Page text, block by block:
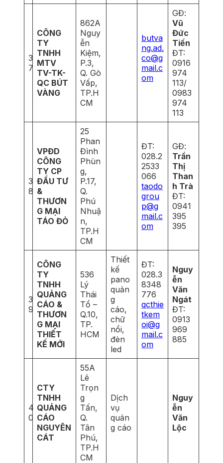
3
7
CÔNG
TY
TNHH
MTV
TV-TK-
QC BÚT
VÀNG
862A
Nguy
ễn
Kiệm,
P.3,
Q. Gò
Vấp,
TP.H
CM
butva
ng.ad.
co@g
mail.c
om
GĐ:
Vũ
Đức
Tiến
ĐT:
0916
974
113/
0983
974
113
3
8
VPĐD
CÔNG
TY CP
ĐẦU TƯ
&
THƯƠN
G MẠI
TÁO ĐỎ
25
Phan
Đình
Phùn
g,
P.17,
Q.
Phú
Nhuậ
n,
TP.H
CM
ĐT:
028.2
2533
066
taodo
grou
p@g
mail.c
om
GĐ:
Trần
Thị
Than
h Trà
ĐT:
0941
395
395
3
9
CÔNG
TY
TNHH
QUẢNG
CÁO &
THƯƠN
G MẠI
THIẾT
KẾ MỚI
536
Lý
Thái
Tổ –
Q.10,
TP.
HCM
Thiết
kế
pano
quản
g
cáo,
chữ
nổi,
đèn
led
ĐT:
028.3
8348
776
qcthie
tkem
oi@g
mail.c
om
Nguy
ễn
Văn
Ngát
ĐT:
0913
969
885
4
0
CTY
TNHH
QUẢNG
CÁO
NGUYÊN
CÁT
55A
Lê
Trọn
g
Tấn,
Q.
Tân
Phú,
TP.H
CM
Dịch
vụ
quản
g cáo
Nguy
ễn
Văn
Lộc